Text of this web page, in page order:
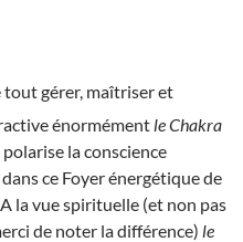
tout gérer, maîtriser et
énormément le Chakra
la conscience
ce Foyer énergétique de
la vue spirituelle (et non pas
de noter la différence) le